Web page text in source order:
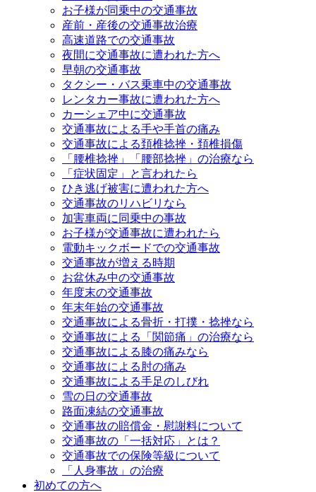
お子様が同乗中の交通事故
産前・産後の交通事故治療
高速道路での交通事故
夜間に交通事故に遭われた方へ
早朝の交通事故
タクシー・バス乗車中の交通事故
レンタカー事故に遭われた方へ
カーシェア中に交通事故
交通事故による手や手首の痛み
交通事故による頚椎捻挫・頚椎損傷
「腰椎捻挫」「腰部捻挫」の治療なら
「症状固定」と言われたら
ひき逃げ被害に遭われた方へ
交通事故のリハビリなら
加害車両に同乗中の事故
お子様が交通事故に遭われたら
電動キックボードでの交通事故
交通事故が増える時期
お盆休み中の交通事故
年度末の交通事故
年末年始の交通事故
交通事故による骨折・打撲・捻挫なら
交通事故による「関節痛」の治療なら
交通事故による膝の痛みなら
交通事故による肘の痛み
交通事故による手足のしびれ
雪の日の交通事故
路面凍結の交通事故
交通事故の賠償金・慰謝料について
交通事故の「一括対応」とは？
交通事故での保険等級について
「人身事故」の治療
初めての方へ